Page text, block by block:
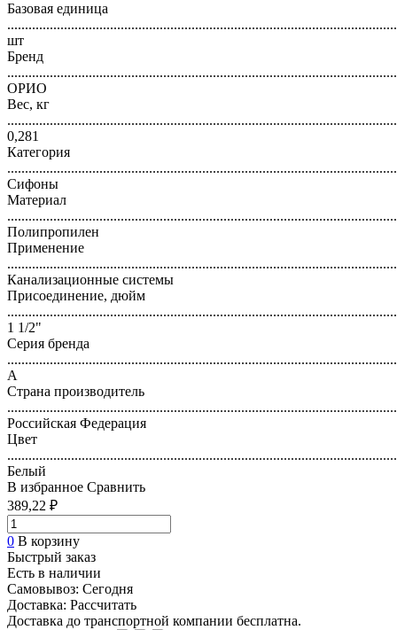
Базовая единица
шт
Бренд
ОРИО
Вес, кг
0,281
Категория
Сифоны
Материал
Полипропилен
Применение
Канализационные системы
Присоединение, дюйм
1 1/2"
Серия бренда
А
Страна производитель
Российская Федерация
Цвет
Белый
В избранное Сравнить
389,22 ₽
0 В корзину
Быстрый заказ
Есть в наличии
Самовывоз: Сегодня
Доставка: Рассчитать
Доставка до транспортной компании бесплатна.